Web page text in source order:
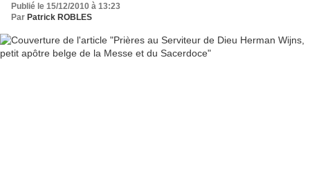
Publié le 15/12/2010 à 13:23
Par Patrick ROBLES